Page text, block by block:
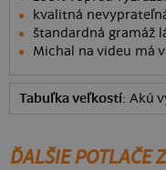
kvalitná
štandardná gramáž
Michal na videu má
Tabuľka veľkostí: Akú
ĎALŠIE POTLAČE